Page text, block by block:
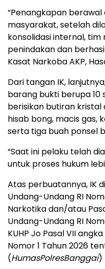
“Penangkapan
masyarakat, setelah
konsolidasi internal, tim
penindakan dan
Kasat Narkoba AKP,
Dari tangan IK,
barang bukti berupa
berisikan butiran kristal
hisab bong, macis gas,
serta tiga buah ponsel
“Saat ini pelaku telah
untuk proses hukum
Atas perbuatannya, IK
Undang-Undang RI
Narkotika dan/atau
Undang-Undang RI
KUHP Jo Pasal VII
Nomor 1 Tahun 2026
(HumasPolresBanggai)